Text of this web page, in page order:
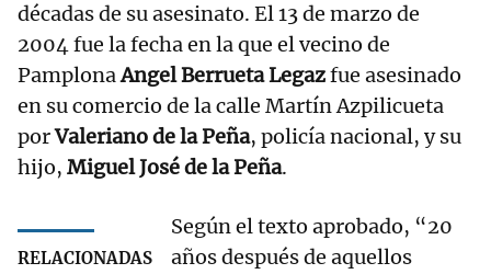
décadas de su asesinato. El 13 de marzo de
2004 fue la fecha en la que el vecino de
PamplonaAngel Berrueta Legazfue asesinado
en su comercio de la calle Martín Azpilicueta
porValeriano de la Peña, policía nacional, y su
hijo, Miguel José de la Peña.
RELACIONADAS
Según el texto aprobado, “20
años después de aquellos